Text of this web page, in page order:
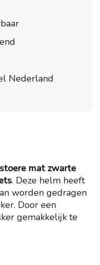
Nederland
stoere mat zwarte
. Deze helm heeft
worden gedragen
Door een
gemakkelijk te